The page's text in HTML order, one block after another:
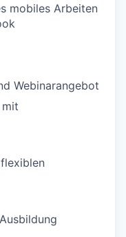
mobiles Arbeiten
Webinarangebot